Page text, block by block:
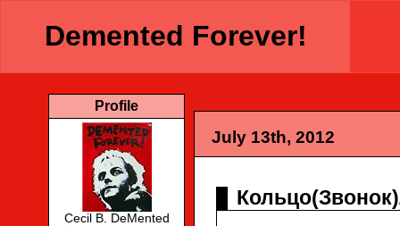
Demented Forever!
Profile
Cecil B. DeMented
July 13th, 2012